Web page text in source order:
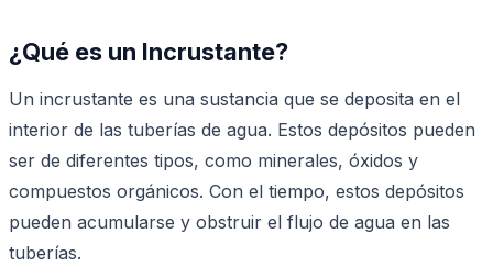
¿Qué es un Incrustante?
Un incrustante es una sustancia que se deposita en el
interior de las tuberías de agua. Estos depósitos pueden
ser de diferentes tipos, como minerales, óxidos y
compuestos orgánicos. Con el tiempo, estos depósitos
pueden acumularse y obstruir el flujo de agua en las
tuberías.